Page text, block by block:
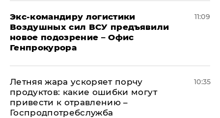
Экс-командиру логистики
Воздушных сил ВСУ предъявили
новое подозрение – Офис
Генпрокурора
11:09
Летняя жара ускоряет порчу
продуктов: какие ошибки могут
привести к отравлению –
Госпродпотребслужба
10:35